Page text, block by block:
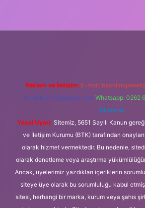
Reklam ve İletişim: E-mail:
forumhizmeti@gmail.com Whatsapp: 0262
@karabul
Yasal Uyarı: Sitemiz, 5651 Sayılı Kanun
ve İletişim Kurumu (BTK) tarafından
olarak hizmet vermektedir. Bu nedenle,
olarak denetleme veya araştırma
Ancak, üyelerimiz yazdıkları içeriklerin
siteye üye olarak bu sorumluluğu kabul etmiş
sitesi, herhangi bir marka, kurum veya şahıs